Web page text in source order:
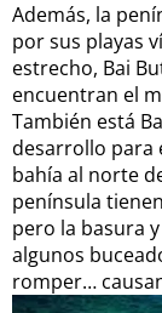
Además, la
por sus playas
estrecho, Bai
encuentran el
También está
desarrollo para
bahía al norte
península
pero la basura
algunos
romper…